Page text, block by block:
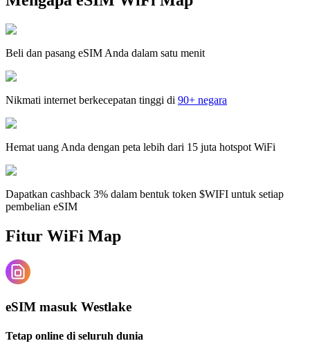
Beli dan pasang eSIM Anda dalam satu menit
Nikmati internet berkecepatan tinggi di 90+ negara
Hemat uang Anda dengan peta lebih dari 15 juta hotspot WiFi
Dapatkan cashback 3% dalam bentuk token $WIFI untuk setiap
pembelian eSIM
Fitur WiFi Map
eSIM masuk Westlake
Tetap online di seluruh dunia